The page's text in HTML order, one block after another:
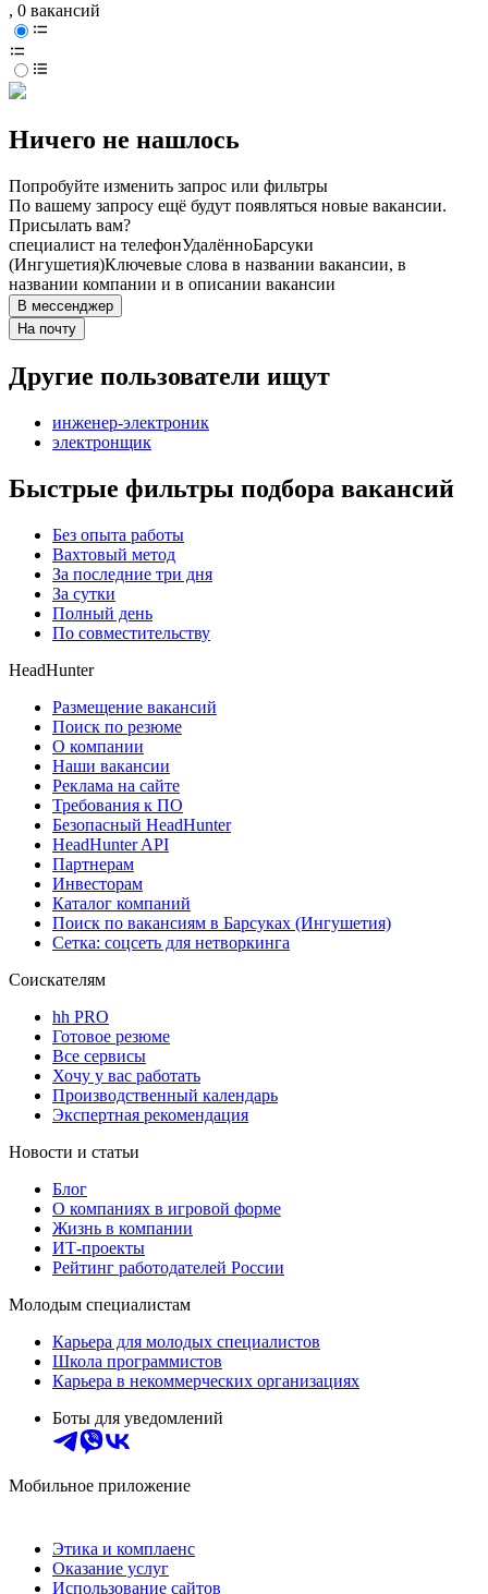
, 0 вакансий
Ничего не нашлось
Попробуйте изменить запрос или фильтры
По вашему запросу ещё будут появляться новые вакансии.
Присылать вам?
специалист на телефонУдалённоБарсуки
(Ингушетия)Ключевые слова в названии вакансии, в
названии компании и в описании вакансии
В мессенджер
На почту
Другие пользователи ищут
инженер-электроник
электронщик
Быстрые фильтры подбора вакансий
Без опыта работы
Вахтовый метод
За последние три дня
За сутки
Полный день
По совместительству
HeadHunter
Размещение вакансий
Поиск по резюме
О компании
Наши вакансии
Реклама на сайте
Требования к ПО
Безопасный HeadHunter
HeadHunter API
Партнерам
Инвесторам
Каталог компаний
Поиск по вакансиям в Барсуках (Ингушетия)
Сетка: соцсеть для нетворкинга
Соискателям
hh PRO
Готовое резюме
Все сервисы
Хочу у вас работать
Производственный календарь
Экспертная рекомендация
Новости и статьи
Блог
О компаниях в игровой форме
Жизнь в компании
ИТ-проекты
Рейтинг работодателей России
Молодым специалистам
Карьера для молодых специалистов
Школа программистов
Карьера в некоммерческих организациях
Боты для уведомлений
Мобильное приложение
Этика и комплаенс
Оказание услуг
Использование сайтов